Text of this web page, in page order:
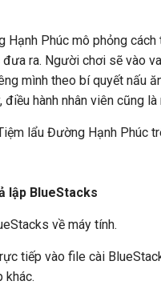
Hạnh Phúc mô phỏng
ra. Người chơi sẽ vào
mình theo bí quyết nấu
điều hành nhân viên cũng
lẩu Đường Hạnh Phúc
lập BlueStacks
về máy tính.
tiếp vào file cài
khác.